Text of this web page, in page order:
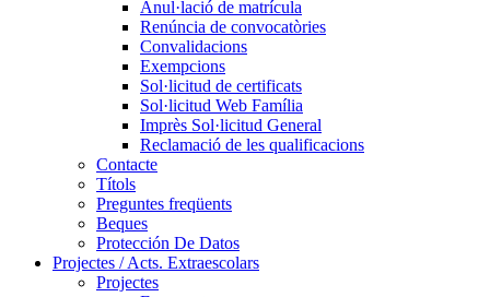
Anul·lació de matrícula
Renúncia de convocatòries
Convalidacions
Exempcions
Sol·licitud de certificats
Sol·licitud Web Família
Imprès Sol·licitud General
Reclamació de les qualificacions
Contacte
Títols
Preguntes freqüents
Beques
Protección De Datos
Projectes / Acts. Extraescolars
Projectes